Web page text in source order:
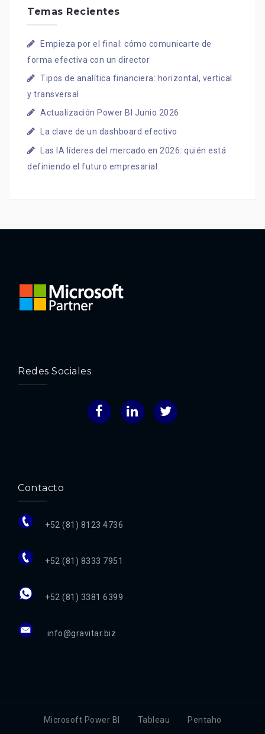
Temas Recientes
Empieza por el final: cómo comunicarte de
forma efectiva con un director
Tipos de analítica financiera: horizontal, vertical
y transversal
Actualización Power BI Junio 2026
La clave de un dashboard efectivo
Las IA líderes del mercado en 2026: quién está
definiendo el futuro empresarial
Redes Sociales
FacebookLinkedInTwitter
Contacto
+52 (81) 8123 4736
+52 (81) 8333 7951
+52 (81) 3381 6399
info@gravitar.biz
Microsoft Power BI Tableau Pentaho